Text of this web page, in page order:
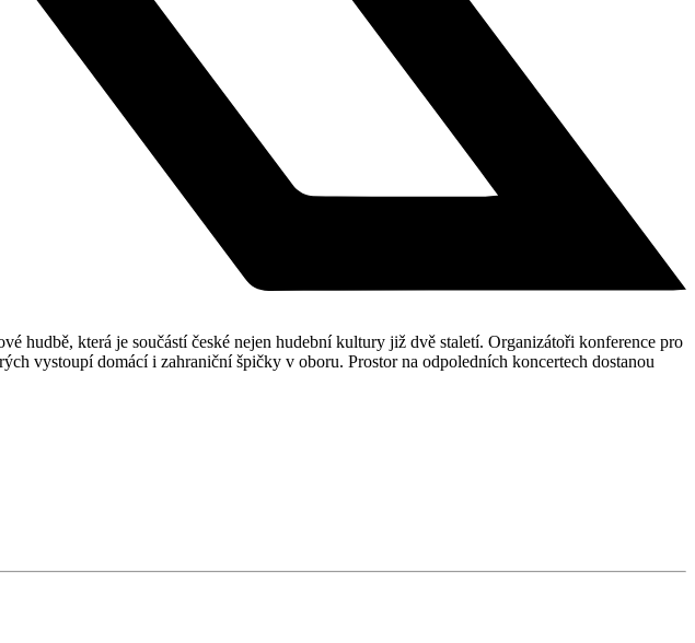
hudbě, která je součástí české nejen hudební kultury již dvě staletí. Organizátoři konference pro
vystoupí domácí i zahraniční špičky v oboru. Prostor na odpoledních koncertech dostanou